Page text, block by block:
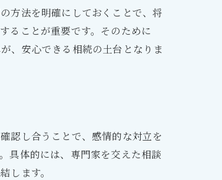
方法を明確にしておくことで、将
ることが重要です。そのために
、安心できる相続の土台となりま
認し合うことで、感情的な対立を
具体的には、専門家を交えた相談
します。